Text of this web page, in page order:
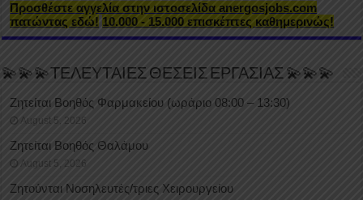
Προσθέστε αγγελία στην ιστοσελίδα anergosjobs.com
πατώντας εδώ! 10.000 - 15.000 επισκέπτες καθημερινώς!
💫💫💫ΤΕΛΕΥΤΑΙΕΣ ΘΕΣΕΙΣ ΕΡΓΑΣΙΑΣ 💫💫💫
Ζητείται Βοηθός Φαρμακείου (ωράριο 08:00 – 13:30)
August 5, 2026
Ζητείται Βοηθός Θαλάμου
August 5, 2026
Ζητούνται Νοσηλευτές/τριες Χειρουργείου